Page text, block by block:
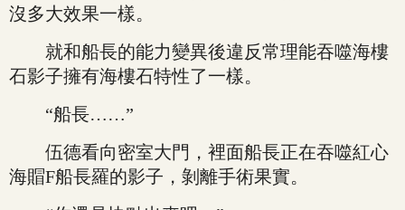
沒多大效果一樣。
就和船長的能力變異後違反常理能吞噬海樓
石影子擁有海樓石特性了一樣。
“船長……”
伍德看向密室大門，裡面船長正在吞噬紅心
海賵F船長羅的影子，剝離手術果實。